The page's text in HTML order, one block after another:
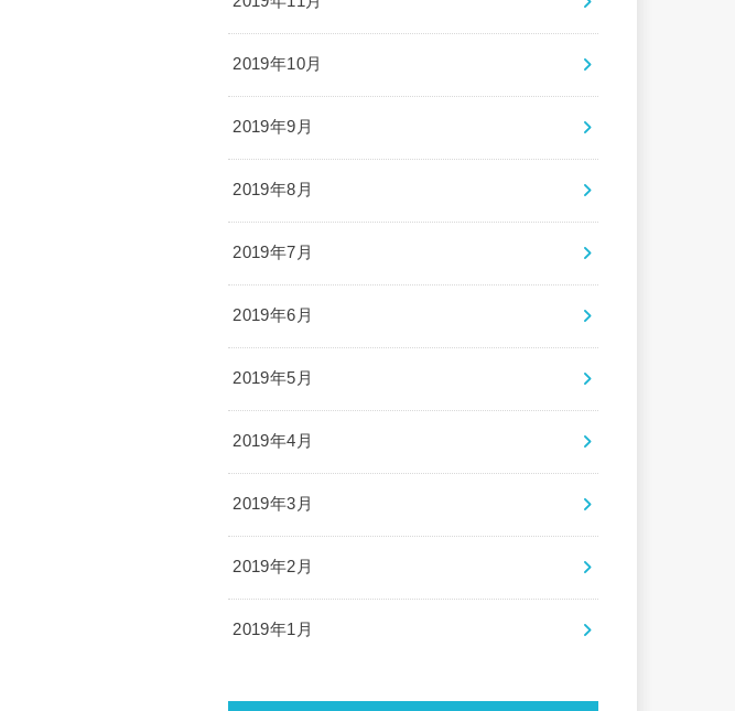
2019年10月
2019年9月
2019年8月
2019年7月
2019年6月
2019年5月
2019年4月
2019年3月
2019年2月
2019年1月